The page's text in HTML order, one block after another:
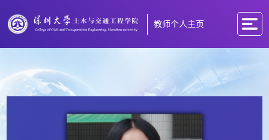
教师个人主页